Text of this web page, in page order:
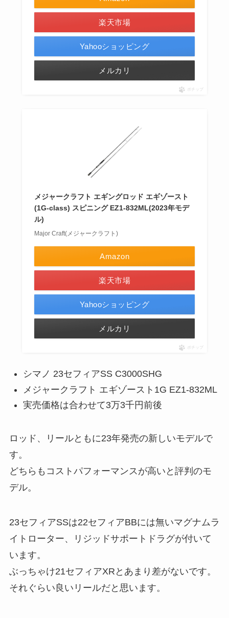
楽天市場
Yahooショッピング
メルカリ
ポチップ
メジャークラフト エギングロッド エギゾースト
(1G-class) スピニング EZ1-832ML(2023年モデ
ル)
Major Craft(メジャークラフト)
Amazon
楽天市場
Yahooショッピング
メルカリ
ポチップ
シマノ 23セフィアSS C3000SHG
メジャークラフト エギゾースト1G EZ1-832ML
実売価格は合わせて3万3千円前後
ロッド、リールともに23年発売の新しいモデルで
す。
どちらもコストパフォーマンスが高いと評判のモ
デル。
23セフィアSSは22セフィアBBには無いマグナムラ
イトローター、リジッドサポートドラグが付いて
います。
ぶっちゃけ21セフィアXRとあまり差がないです。
それぐらい良いリールだと思います。